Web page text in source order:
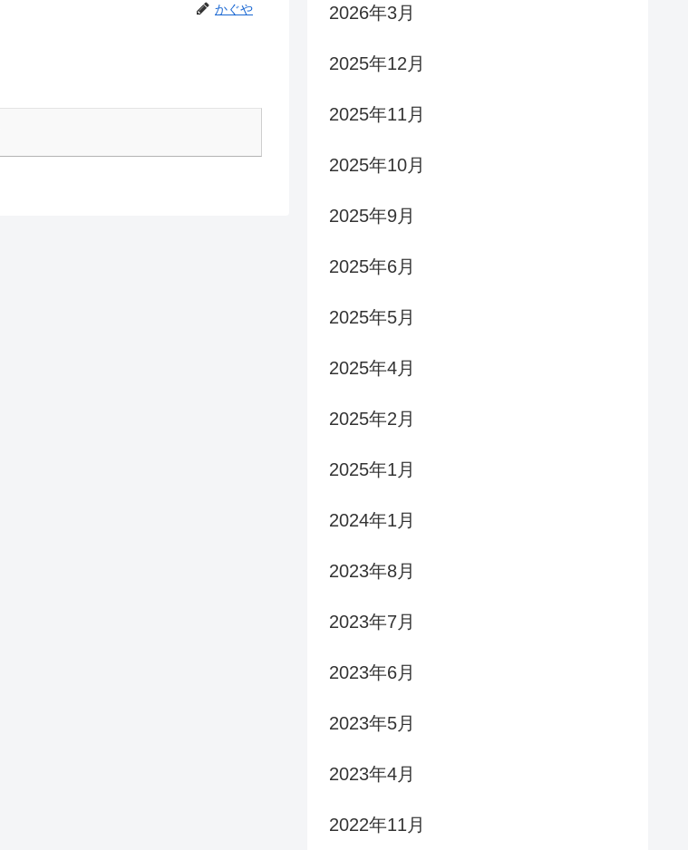
かぐや 2026年3月
2025年12月
2025年11月
2025年10月
2025年9月
2025年6月
2025年5月
2025年4月
2025年2月
2025年1月
2024年1月
2023年8月
2023年7月
2023年6月
2023年5月
2023年4月
2022年11月